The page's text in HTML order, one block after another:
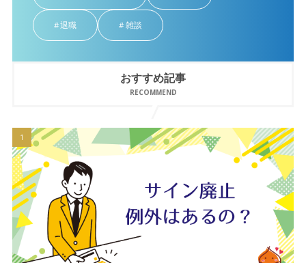
退職 雑談
おすすめ記事
RECOMMEND